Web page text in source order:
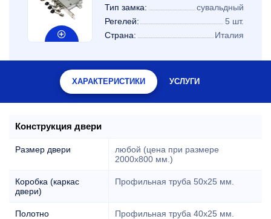
Тип замка:
сувальдный
Регелей:
5 шт.
Страна:
Италия
ХАРАКТЕРИСТИКИ УСЛУГИ
Конструкция двери
Размер двери
любой (цена при размере
2000x800 мм.)
Коробка (каркас
двери)
Профильная труба 50х25 мм.
Полотно Профильная труба 40х25 мм.